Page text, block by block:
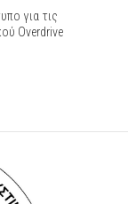
για τις
Οverdrive